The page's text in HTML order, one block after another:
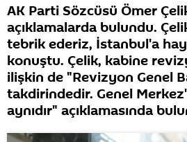
AK Parti Sözcüsü Ömer
açıklamalarda bulundu.
tebrik ederiz, İstanbul'a
konuştu. Çelik, kabine
ilişkin de "Revizyon Genel
takdirindedir. Genel
aynıdır" açıklamasında